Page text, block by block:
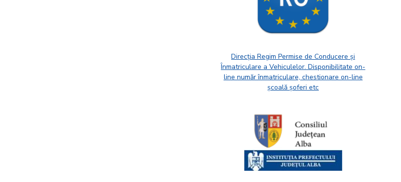
Direcția Regim Permise de Conducere și
Înmatriculare a Vehiculelor. Disponibilitate on-
line număr înmatriculare, chestionare on-line
școală șoferi etc